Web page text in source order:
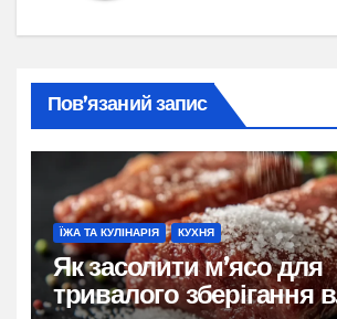
Пов’язаний запис
ЇЖА ТА КУЛІНАРІЯ КУХНЯ
Як засолити м’ясо для
тривалого зберігання в